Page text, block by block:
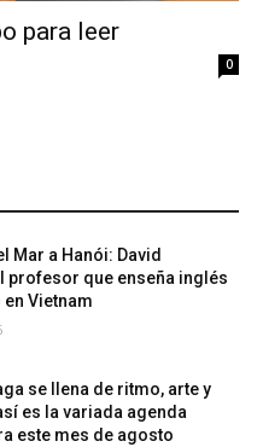
para leer
0
Mar a Hanói: David
profesor que enseña inglés
Vietnam
se llena de ritmo, arte y
es la variada agenda
este mes de agosto